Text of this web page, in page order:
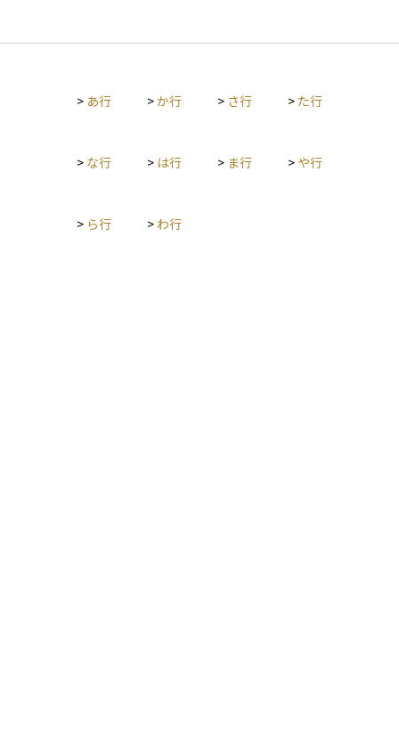
ときにどれだけの損失に耐えられるかという「安全性」を示す
業ほど、安定していてリスクが少ないと見なされる傾向があり
> あ行 >か行 > さ行 > た行
> な行 > は行 > ま行 > や行
> ら行 > わ行